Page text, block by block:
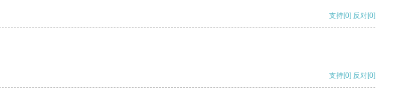
支持[0] 反对[0]
支持[0] 反对[0]